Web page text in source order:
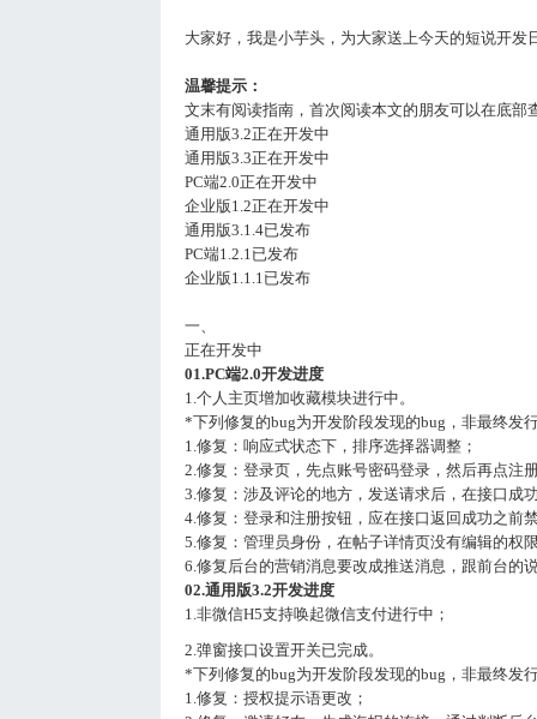
大家好，我是小芋头，为大家送上今天的短说开
温馨提示：
文末有阅读指南，首次阅读本文的朋友可以在底部
通用版3.2正在开发中
通用版3.3正在开发中
PC端2.0正在开发中
企业版1.2正在开发中
通用版3.1.4已发布
PC端1.2.1已发布
企业版1.1.1已发布
一、
正在开发中
01.PC端2.0开发进度
1.个人主页增加收藏模块进行中。
*下列修复的bug为开发阶段发现的bug，非最终发
1.修复：响应式状态下，排序选择器调整；
2.修复：登录页，先点账号密码登录，然后再点注
3.修复：涉及评论的地方，发送请求后，在接口成
4.修复：登录和注册按钮，应在接口返回成功之前
5.修复：管理员身份，在帖子详情页没有编辑的权
6.修复后台的营销消息要改成推送消息，跟前台的
02.通用版3.2开发进度
1.非微信H5支持唤起微信支付进行中；
2.弹窗接口设置开关已完成。
*下列修复的bug为开发阶段发现的bug，非最终发
1.修复：授权提示语更改；